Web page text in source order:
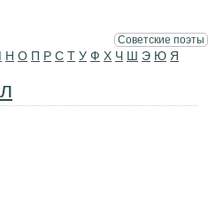
Советские поэты
Н О П Р С Т У Ф Х Ч Ш Э Ю Я